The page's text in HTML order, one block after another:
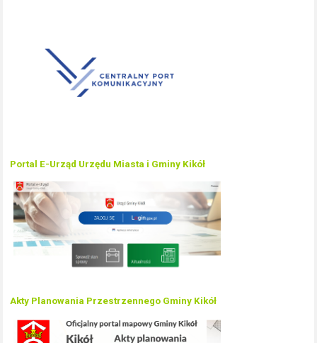
Portal E-Urząd Urzędu Miasta i Gminy Kikół
Akty Planowania Przestrzennego Gminy Kikół